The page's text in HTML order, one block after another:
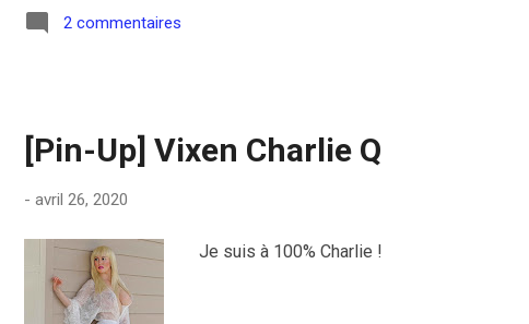
en jouant aux rebelles peuvent aller
2 commentaires
[Pin-Up] Vixen Charlie Q
- avril 26, 2020
Je suis à 100% Charlie !